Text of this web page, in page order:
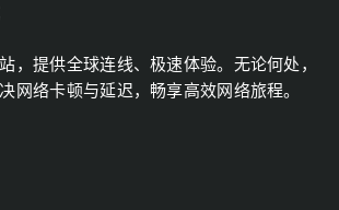
，提供全球连线、极速体验。无论何处，
网络卡顿与延迟，畅享高效网络旅程。